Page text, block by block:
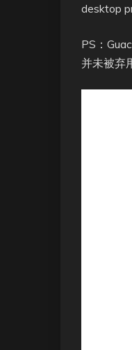
desktop
PS：
并未被弃